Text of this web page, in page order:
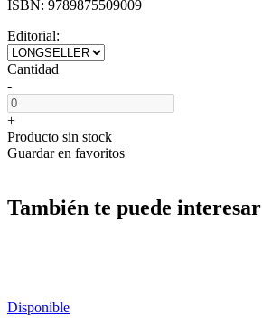
ISBN: 9789875509009
Editorial:
Cantidad
-
+
Producto sin stock
Guardar en favoritos
También te puede interesar
Disponible